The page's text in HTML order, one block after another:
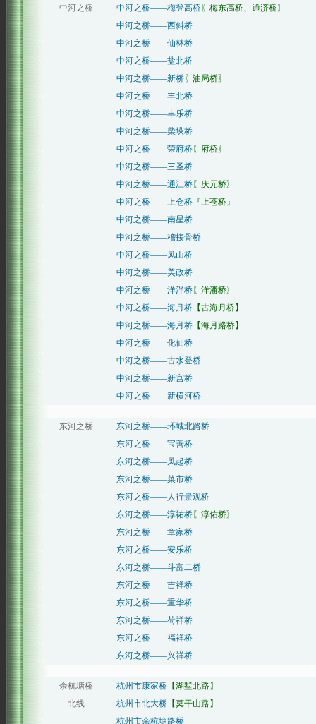
中河之桥 中河之桥——梅登高桥 〖梅东高桥、通济桥〗
中河之桥——西斜桥
中河之桥——仙林桥
中河之桥——盐北桥
中河之桥——新桥 〖油局桥〗
中河之桥——丰北桥
中河之桥——丰乐桥
中河之桥——柴垛桥
中河之桥——荣府桥 〖府桥〗
中河之桥——三圣桥
中河之桥——通江桥 〖庆元桥〗
中河之桥——上仓桥 『上苍桥』
中河之桥——南星桥
中河之桥——稽接骨桥
中河之桥——凤山桥
中河之桥——美政桥
中河之桥——洋泮桥 〖洋潘桥〗
中河之桥——海月桥 【古海月桥】
中河之桥——海月桥 【海月路桥】
中河之桥——化仙桥
中河之桥——古水登桥
中河之桥——新宫桥
中河之桥——新横河桥
东河之桥
东河之桥——环城北路桥
东河之桥——宝善桥
东河之桥——凤起桥
东河之桥——菜市桥
东河之桥——人行景观桥
东河之桥——淳祐桥 〖淳佑桥〗
东河之桥——章家桥
东河之桥——安乐桥
东河之桥——斗富二桥
东河之桥——吉祥桥
东河之桥——重华桥
东河之桥——荷祥桥
东河之桥——福祥桥
东河之桥——兴祥桥
余杭塘桥 杭州市康家桥 【湖墅北路】
北线
杭州市北大桥 【莫干山路】
杭州市余杭塘路桥